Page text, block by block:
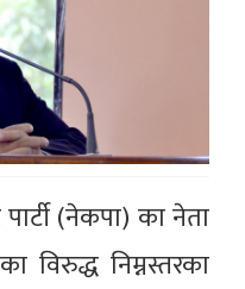
(नेकपा) का नेता
निम्नस्तरका